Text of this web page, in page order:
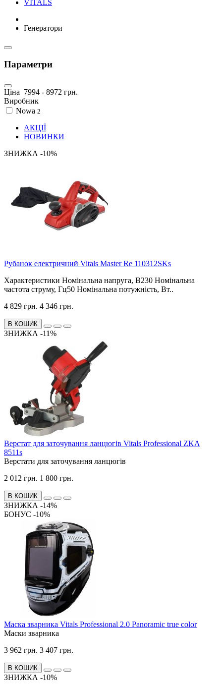
VITALS
Генератори
Параметри
Ціна 7994 - 8972 грн.
Виробник
Nowa 2
АКЦІЇ
НОВИНКИ
ЗНИЖКА -10%
Рубанок електричний Vitals Master Re 110312SKs
Характеристики Номінальна напруга, В230 Номінальна
частота струму, Гц50 Номінальна потужність, Вт..
4 829 грн. 4 346 грн.
В КОШИК
ЗНИЖКА -11%
Верстат для заточування ланцюгів Vitals Professional ZKA
8511s
Верстати для заточування ланцюгів
2 012 грн. 1 800 грн.
В КОШИК
ЗНИЖКА -14%
БОНУС -10%
Маска зварника Vitals Professional 2.0 Panoramic true color
Маски зварника
3 962 грн. 3 407 грн.
В КОШИК
ЗНИЖКА -10%